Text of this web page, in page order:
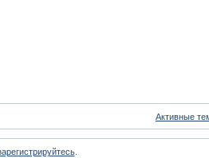
Активные
.